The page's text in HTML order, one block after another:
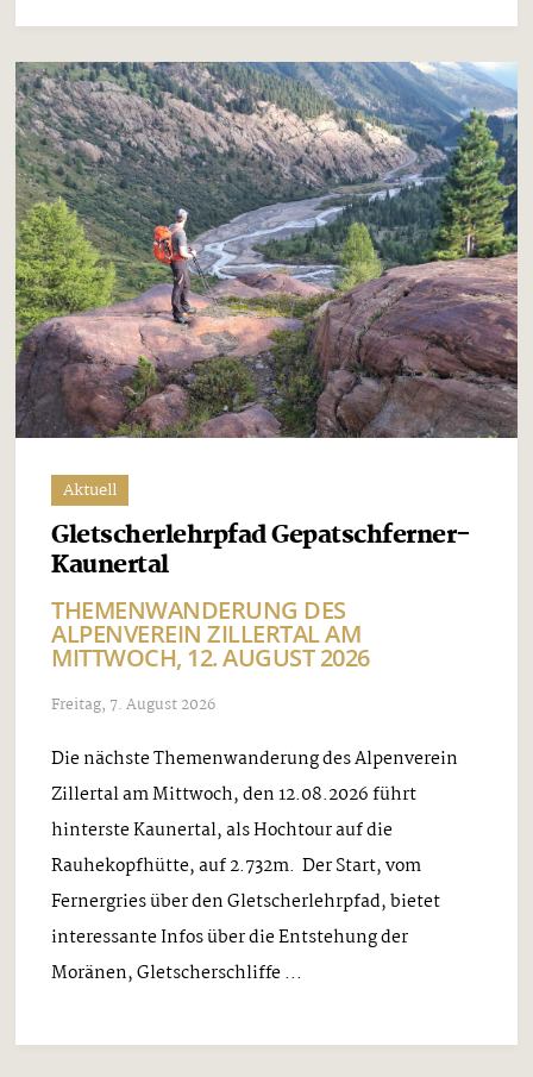
Aktuell
Gletscherlehrpfad Gepatschferner-
Kaunertal
THEMENWANDERUNG DES
ALPENVEREIN ZILLERTAL AM
MITTWOCH, 12. AUGUST 2026
Freitag, 7. August 2026
Die nächste Themenwanderung des Alpenverein
Zillertal am Mittwoch, den 12.08.2026 führt
hinterste Kaunertal, als Hochtour auf die
Rauhekopfhütte, auf 2.732m. Der Start, vom
Fernergries über den Gletscherlehrpfad, bietet
interessante Infos über die Entstehung der
Moränen, Gletscherschliffe ...